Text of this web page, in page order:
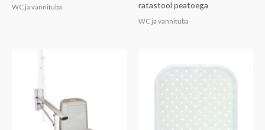
WC ja vannituba
ratastool peatoega
WC ja vannituba